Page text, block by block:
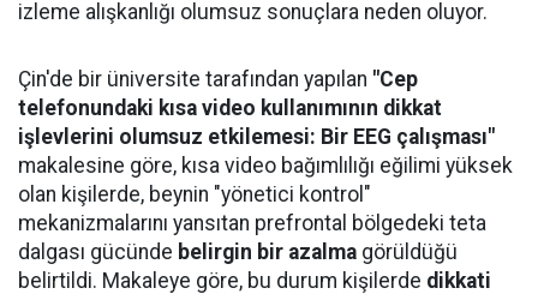
izleme alışkanlığı olumsuz sonuçlara neden oluyor.
Çin'de bir üniversite tarafından yapılan "Cep
telefonundaki kısa video kullanımının dikkat
işlevlerini olumsuz etkilemesi: Bir EEG çalışması"
makalesine göre, kısa video bağımlılığı eğilimi yüksek
olan kişilerde, beynin "yönetici kontrol"
mekanizmalarını yansıtan prefrontal bölgedeki teta
dalgası gücünde belirgin bir azalma görüldüğü
belirtildi. Makaleye göre, bu durum kişilerde dikkati